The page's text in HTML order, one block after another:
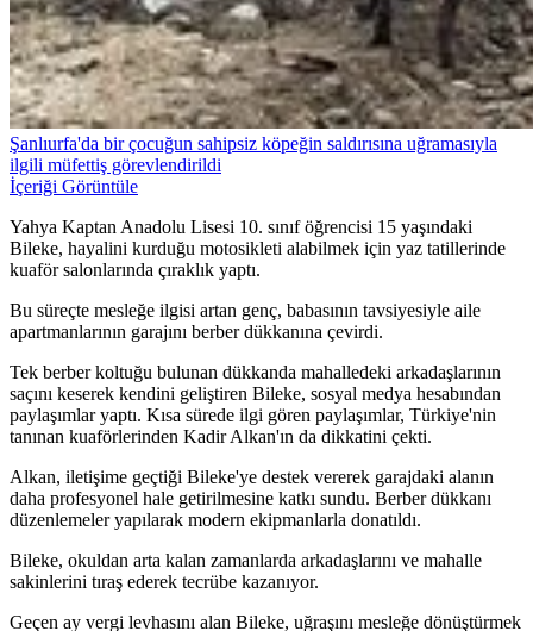
Şanlıurfa'da bir çocuğun sahipsiz köpeğin saldırısına uğramasıyla
ilgili müfettiş görevlendirildi
İçeriği Görüntüle
Yahya Kaptan Anadolu Lisesi 10. sınıf öğrencisi 15 yaşındaki
Bileke, hayalini kurduğu motosikleti alabilmek için yaz tatillerinde
kuaför salonlarında çıraklık yaptı.
Bu süreçte mesleğe ilgisi artan genç, babasının tavsiyesiyle aile
apartmanlarının garajını berber dükkanına çevirdi.
Tek berber koltuğu bulunan dükkanda mahalledeki arkadaşlarının
saçını keserek kendini geliştiren Bileke, sosyal medya hesabından
paylaşımlar yaptı. Kısa sürede ilgi gören paylaşımlar, Türkiye'nin
tanınan kuaförlerinden Kadir Alkan'ın da dikkatini çekti.
Alkan, iletişime geçtiği Bileke'ye destek vererek garajdaki alanın
daha profesyonel hale getirilmesine katkı sundu. Berber dükkanı
düzenlemeler yapılarak modern ekipmanlarla donatıldı.
Bileke, okuldan arta kalan zamanlarda arkadaşlarını ve mahalle
sakinlerini tıraş ederek tecrübe kazanıyor.
Geçen ay vergi levhasını alan Bileke, uğraşını mesleğe dönüştürmek